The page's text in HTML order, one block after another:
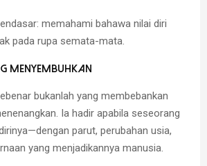
memahami bahawa nilai diri
pada rupa semata-mata.
Menyembuhkan
bukanlah yang membebankan
Ia hadir apabila seseorang
parut, perubahan usia,
yang menjadikannya manusia.